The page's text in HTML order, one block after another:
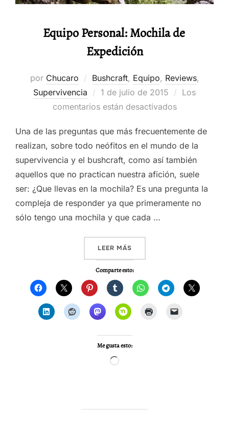
Equipo Personal: Mochila de
Expedición
por Chucaro Bushcraft, Equipo, Reviews,
Supervivencia
Publicado
el
1 de julio de 2015
Los
comentarios están desactivados
Una de las preguntas que más frecuentemente de
realizan, sobre todo neófitos en el mundo de la
supervivencia y el bushcraft, como así también
aquellos que no practican nuestra afición, suele
ser: ¿Que llevas en la mochila? Es una pregunta la
compleja de responder ya que primeramente no
sólo tengo una mochila y que cada …
LEER MÁS«EQUIPO PERSONAL:
Comparte esto:
Me gusta esto:
Cargando...